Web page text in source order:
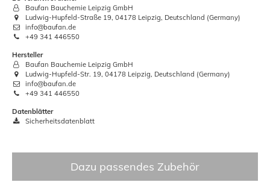
Baufan Bauchemie Leipzig GmbH
Ludwig-Hupfeld-Straße 19, 04178 Leipzig, Deutschland (Germany)
info@baufan.de
+49 341 446550
Hersteller
Baufan Bauchemie Leipzig GmbH
Ludwig-Hupfeld-Str. 19, 04178 Leipzig, Deutschland (Germany)
info@baufan.de
+49 341 446550
Datenblätter
Sicherheitsdatenblatt
Dazu passendes Zubehör